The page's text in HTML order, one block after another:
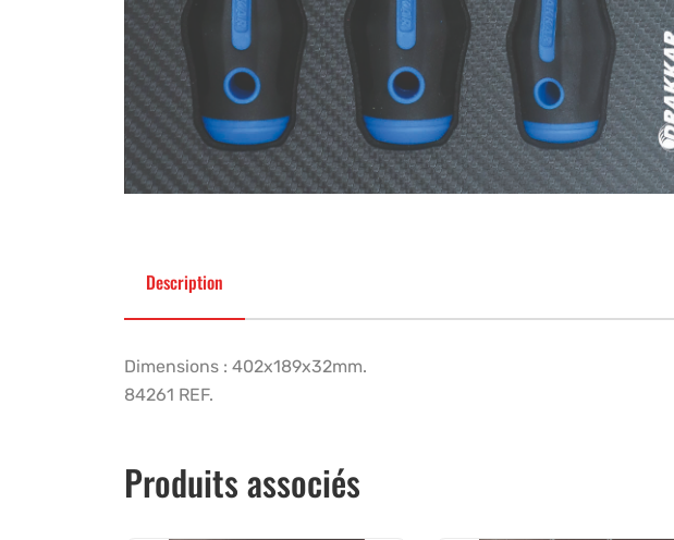
Description
Dimensions : 402x189x32mm.
84261 REF.
Produits associés